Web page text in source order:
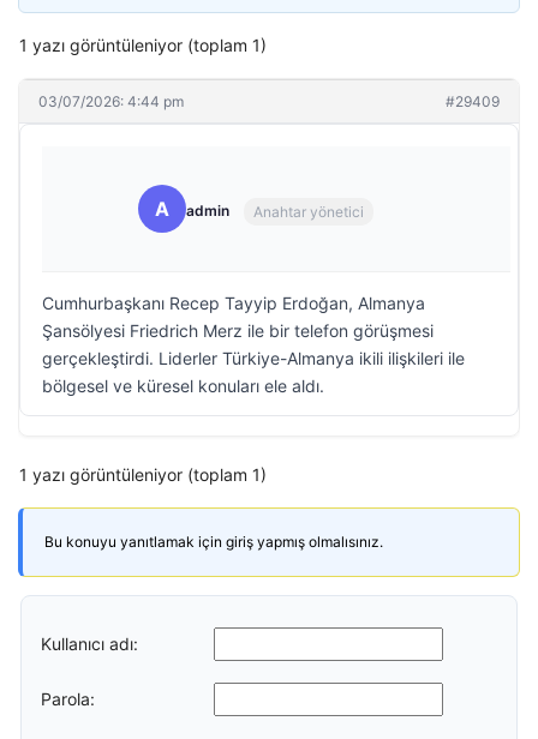
1 yazı görüntüleniyor (toplam 1)
03/07/2026: 4:44 pm #29409
A admin Anahtar yönetici
Cumhurbaşkanı Recep Tayyip Erdoğan, Almanya
Şansölyesi Friedrich Merz ile bir telefon görüşmesi
gerçekleştirdi. Liderler Türkiye-Almanya ikili ilişkileri ile
bölgesel ve küresel konuları ele aldı.
1 yazı görüntüleniyor (toplam 1)
Bu konuyu yanıtlamak için giriş yapmış olmalısınız.
Kullanıcı adı:
Parola: